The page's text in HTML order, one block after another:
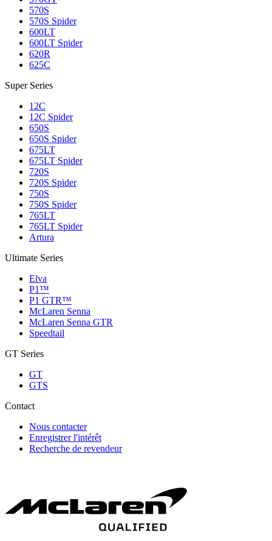
570S
570S Spider
600LT
600LT Spider
620R
625C
Super Series
12C
12C Spider
650S
650S Spider
675LT
675LT Spider
720S
720S Spider
750S
750S Spider
765LT
765LT Spider
Artura
Ultimate Series
Elva
P1™
P1 GTR™
McLaren Senna
McLaren Senna GTR
Speedtail
GT Series
GT
GTS
Contact
Nous contacter
Enregistrer l'intérêt
Recherche de revendeur